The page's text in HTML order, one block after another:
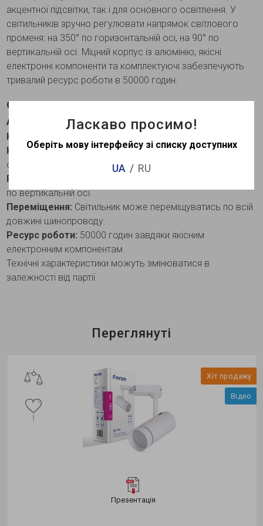
акцентної підсвітки, так і для основного освітлення. У
світильників зручно регулювати напрямок світлового
променя: на 350° по горизонтальній осі, на 90° по
вертикальній осі. Міцний корпус із алюмінію, якісні
електронні компоненти та комплектуючі забезпечують
тривалий ресурс роботи в 50000 годин.
Основні характеристики світильника Feron
AL106
Корпус:
Кут розсіювання:80° для точного акцентного
освітлення.
Регулювання напрямку:
по вертикальній осі.
Переміщення: Світильник може переміщуватись по всій
довжині шинопроводу.
Ресурс роботи: 50000 годин завдяки якісним
електронним компонентам.
Технічні характеристики можуть змінюватися в
залежності від партії.
Переглянуті
Хіт продажу
Відео
Презентація
1
Ласкаво просимо!
Оберіть мову інтерфейсу зі списку доступних
UA RU